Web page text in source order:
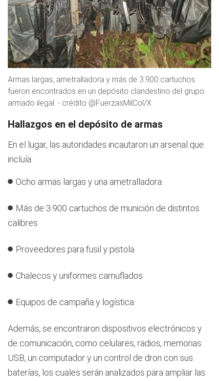
Armas largas, ametralladora y más de 3.900 cartuchos
fueron encontrados en un depósito clandestino del grupo
armado ilegal. - crédito @FuerzasMilCol/X
Hallazgos en el depósito de armas
En el lugar, las autoridades incautaron un arsenal que
incluía:
Ocho armas largas y una ametralladora
Más de 3.900 cartuchos de munición de distintos
calibres
Proveedores para fusil y pistola
Chalecos y uniformes camuflados
Equipos de campaña y logística
Además, se encontraron dispositivos electrónicos y
de comunicación, como celulares, radios, memorias
USB, un computador y un control de dron con sus
baterías, los cuales serán analizados para ampliar las